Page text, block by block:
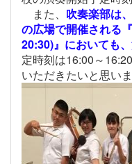
また、 吹奏楽部は
の広場で開催される
20:30)』においても
定時刻は16:00～
いただきたいと思いま